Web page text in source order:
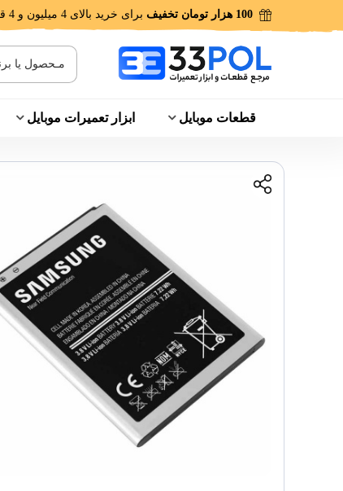
100 هزار تومان تخفیف برای خرید بالای 4 میلیون و 4 قلم کالا!
قطعات موبایل ابزار تعمیرات موبایل